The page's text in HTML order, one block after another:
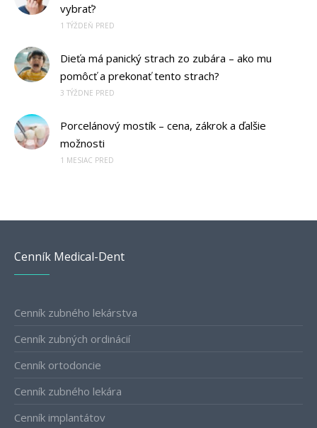
vybrať?
1 TÝŽDEŇ PRED
Dieťa má panický strach zo zubára – ako mu
pomôcť a prekonať tento strach?
3 TÝŽDNE PRED
Porcelánový mostík – cena, zákrok a ďalšie
možnosti
1 MESIAC PRED
Cenník Medical-Dent
Cenník zubného lekárstva
Cenník zubných ordinácií
Cenník ortodoncie
Cenník zubného lekára
Cenník implantátov